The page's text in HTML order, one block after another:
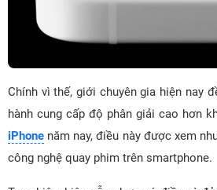
Chính vì thế, giới chuyên gia hiện nay
hành cung cấp độ phân giải cao hơn
iPhone năm nay, điều này được xem
công nghệ quay phim trên smartphone.